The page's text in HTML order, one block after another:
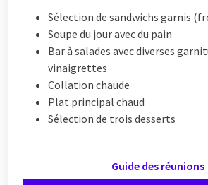
Sélection de sandwichs garnis
Soupe du jour avec du pain
Bar à salades avec diverses
vinaigrettes
Collation chaude
Plat principal chaud
Sélection de trois desserts
Guide des réunions